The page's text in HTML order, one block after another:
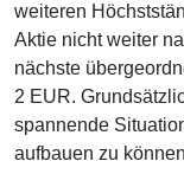
weiteren
Aktie nicht weiter
nächste
2 EUR.
spannende
aufbauen zu